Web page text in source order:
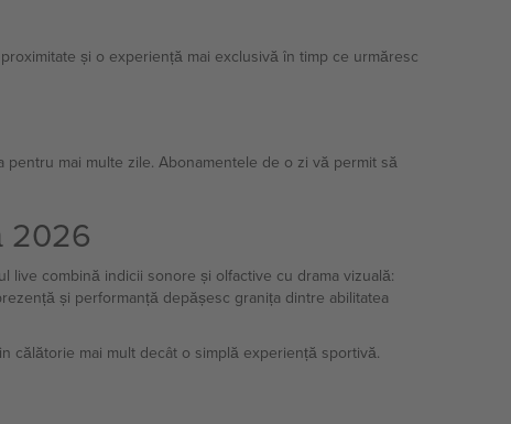
și o experiență mai exclusivă în timp ce urmăresc
mai multe zile. Abonamentele de o zi vă permit să
2026
combină indicii sonore și olfactive cu drama vizuală:
și performanță depășesc granița dintre abilitatea
călătorie mai mult decât o simplă experiență sportivă.